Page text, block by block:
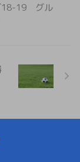
18-19 グル